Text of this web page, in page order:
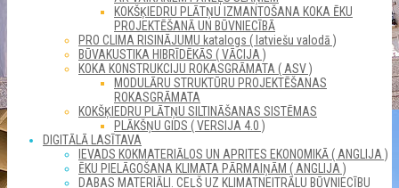
KOKŠĶIEDRU PLĀTŅU IZMANTOŠANA KOKA ĒKU
PROJEKTĒŠANĀ UN BŪVNIECĪBĀ
PRO CLIMA RISINĀJUMU katalogs ( latviešu valodā )
BŪVAKUSTIKA HIBRĪDĒKĀS ( VĀCIJA )
KOKA KONSTRUKCIJU ROKASGRĀMATA ( ASV )
MODULĀRU STRUKTŪRU PROJEKTĒŠANAS
ROKASGRĀMATA
KOKŠĶIEDRU PLĀTŅU SILTINĀŠANAS SISTĒMAS
PLĀKŠŅU GIDS ( VERSIJA 4.0 )
DIGITĀLĀ LASĪTAVA
IEVADS KOKMATERIĀLOS UN APRITES EKONOMIKĀ ( ANGLIJA )
ĒKU PIELĀGOŠANA KLIMATA PĀRMAIŅĀM ( ANGLIJA )
DABAS MATERIĀLI. CEĻŠ UZ KLIMATNEITRĀLU BŪVNIECĪBU